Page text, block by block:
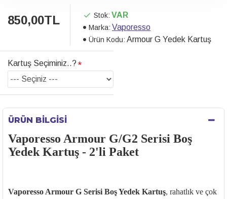
850,00TL Stok: VAR
Marka: Vaporesso
Ürün Kodu: Armour G Yedek Kartuş
Kartuş Seçiminiz..?
ÜRÜN BILGISI
Vaporesso Armour G/G2 Serisi Boş
Yedek Kartuş - 2'li Paket
Vaporesso Armour G Serisi Boş Yedek Kartuş, rahatlık ve çok